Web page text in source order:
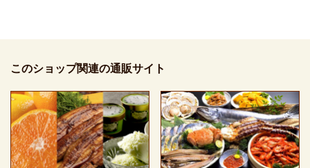
このショップ関連の通販サイト